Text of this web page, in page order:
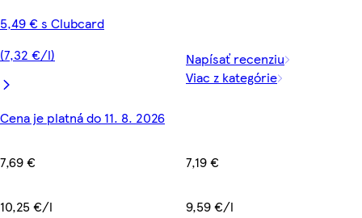
5,49 € s Clubcard
(7,32 €/l)
Cena je platná do 11. 8. 2026
7,69 €
10,25 €/l
Napísať recenziu
Viac z kategórie
7,19 €
9,59 €/l